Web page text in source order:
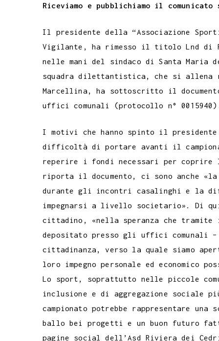
c
b
o
o
k
i
t
t
e
r
a
s
A
p
p
l
e
g
r
a
m
s
s
a
g
e
n
t
e
r
e
s
t
n
e
d
I
n
c
k
e
t
Riceviamo e pubblichiamo il comunicato
Il presidente della “Associazione
Vigilante, ha rimesso il titolo Lnd di
nelle mani del sindaco di Santa Maria
squadra dilettantistica, che si allena
Marcellina, ha sottoscritto il
uffici comunali (protocollo n°
I motivi che hanno spinto il
difficoltà di portare avanti il
reperire i fondi necessari per coprire
riporta il documento, ci sono anche
durante gli incontri casalinghi e la
impegnarsi a livello societario». Di
cittadino, «nella speranza che
depositato presso gli uffici comunali
cittadinanza, verso la quale siamo
loro impegno personale ed economico
Lo sport, soprattutto nelle piccole
inclusione e di aggregazione sociale
campionato potrebbe rappresentare
ballo bei progetti e un buon futuro
pagine social dell’Asd Riviera dei